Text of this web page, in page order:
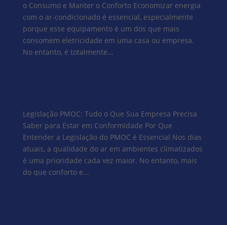
o Consumo e Manter o Conforto Economizar energia
com o ar-condicionado é essencial, especialmente
porque esse equipamento é um dos que mais
consomem eletricidade em uma casa ou empresa.
No entanto, é totalmente...
Legislação PMOC: Tudo o Que Sua Empresa Precisa
Saber para Estar em Conformidade Por Que
Entender a Legislação do PMOC é Essencial Nos dias
atuais, a qualidade do ar em ambientes climatizados
é uma prioridade cada vez maior. No entanto, mais
do que conforto e...